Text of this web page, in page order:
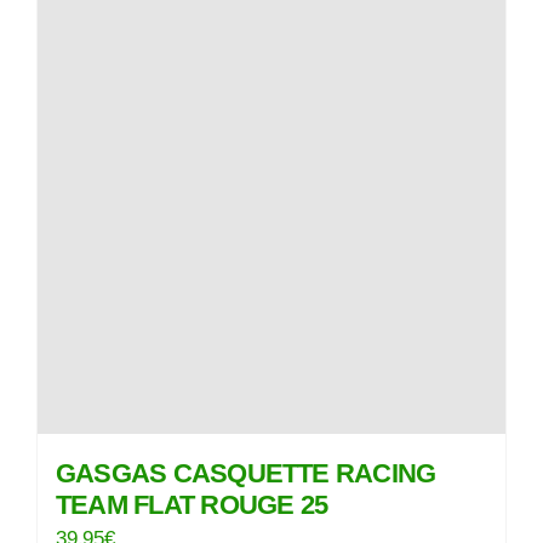
GASGAS CASQUETTE RACING
TEAM FLAT ROUGE 25